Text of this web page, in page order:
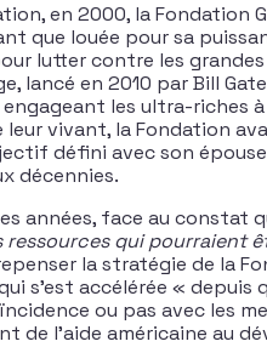
en 2000, la Fondation
que louée pour sa
lutter contre les
lancé en 2010 par Bill
les ultra-riches
vivant, la Fondation
défini avec son
décennies.
années, face au constat
ressources qui pourraient
la stratégie de la
s’est accélérée «
ou pas avec les
de l’aide américaine au